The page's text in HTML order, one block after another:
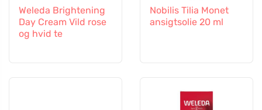
Weleda Brightening
Day Cream Vild rose
og hvid te
Nobilis Tilia Monet
ansigtsolie 20 ml